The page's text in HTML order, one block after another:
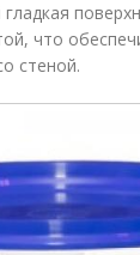
что
стеной.